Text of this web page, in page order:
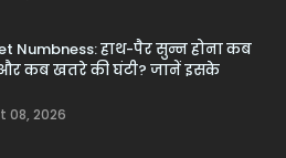
Numbness: हाथ-पैर सुन्न होना कब
कब खतरे की घंटी? जानें इसके
08, 2026